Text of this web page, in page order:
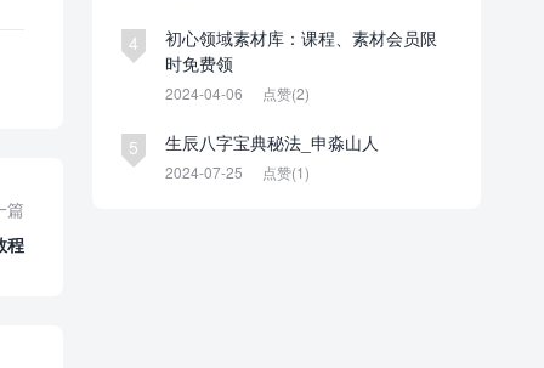
篇
程
4
初心领域素材库：课程、素材会员限
时免费领
2024-04-06 点赞(2)
5 生辰八字宝典秘法_申淼山人
2024-07-25 点赞(1)